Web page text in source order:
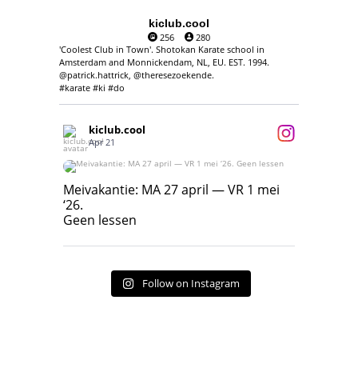
kiclub.cool
256
280
'Coolest Club in Town'. Shotokan Karate school in
Amsterdam and Monnickendam, NL, EU. EST. 1994.
@patrick.hattrick, @theresezoekende.
#karate #ki #do
kiclub.cool
Apr 21
Meivakantie: MA 27 april — VR 1 mei ‘26.
Geen lessen
Meivakantie: MA 27 april — VR 1 mei
‘26.
Geen lessen
Follow on Instagram